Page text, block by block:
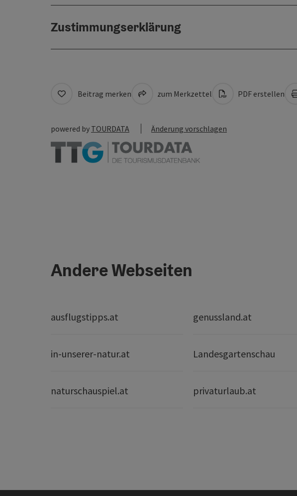
Zustimmungserklärung
Beitrag merken zum Merkzettel PDF erstellen
powered by TOURDATA Änderung vorschlagen
Andere Webseiten
ausflugstipps.at genussland.at
in-unserer-natur.at Landesgartenschau
naturschauspiel.at privaturlaub.at